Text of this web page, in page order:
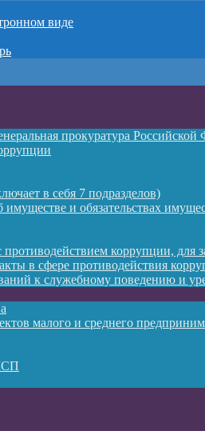
виде
прокуратура Российской
в себя 7 подразделов)
и обязательствах
коррупции, для
в сфере противодействия
к служебному поведению и
малого и среднего